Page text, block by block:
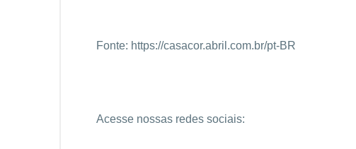
Fonte: https://casacor.abril.com.br/pt-BR
Acesse nossas redes sociais: